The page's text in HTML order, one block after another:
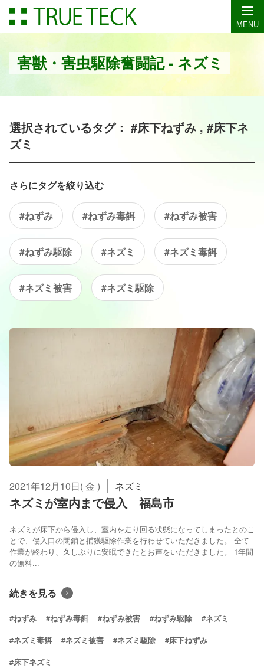
MENU
害獣・害虫駆除奮闘記 - ネズミ
選択されているタグ： #床下ねずみ , #床下ネ
ズミ
さらにタグを絞り込む
#ねずみ #ねずみ毒餌 #ねずみ被害
#ねずみ駆除 #ネズミ #ネズミ毒餌
#ネズミ被害 #ネズミ駆除
2021年12月10日( 金 ) ネズミ
ネズミが室内まで侵入 福島市
ネズミが床下から侵入し、室内を走り回る状態になってしまったとのこ
とで、侵入口の閉鎖と捕獲駆除作業を行わせていただきました。 全て
作業が終わり、久しぶりに安眠できたとお声をいただきました。 1年間
の無料...
続きを見る
#ねずみ #ねずみ毒餌 #ねずみ被害 #ねずみ駆除 #ネズミ
#ネズミ毒餌 #ネズミ被害 #ネズミ駆除 #床下ねずみ
#床下ネズミ